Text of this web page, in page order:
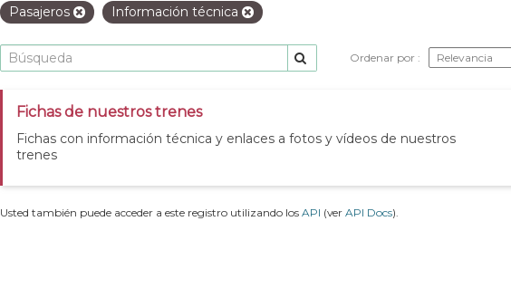
Pasajeros
Información técnica
Ordenar por
Fichas de nuestros trenes
Fichas con información técnica y enlaces a fotos y vídeos de nuestros
trenes
Usted también puede acceder a este registro utilizando los API (ver API Docs).